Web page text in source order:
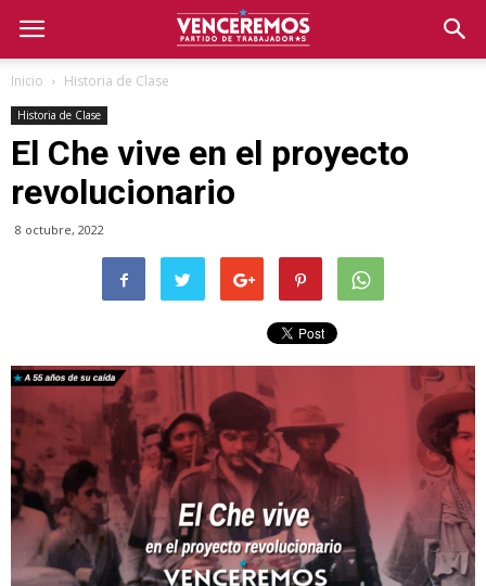
Inicio Historia de Clase
Historia de Clase
El Che vive en el proyecto
revolucionario
8 octubre, 2022